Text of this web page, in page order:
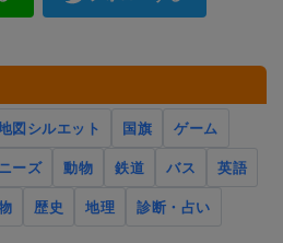
図シルエット 国旗
ゲーム
ーズ 動物 鉄道 バス
英語
歴史 地理 診断・占い